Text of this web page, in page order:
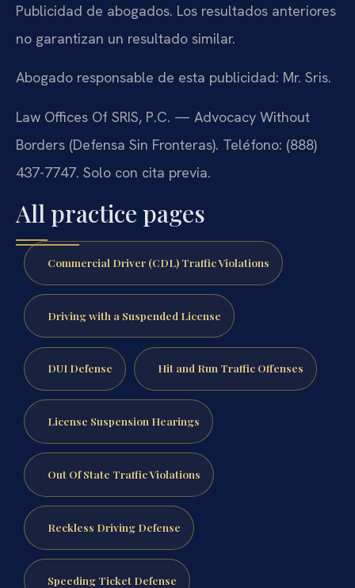
Publicidad de abogados. Los resultados anteriores
no garantizan un resultado similar.
Abogado responsable de esta publicidad: Mr. Sris.
Law Offices Of SRIS, P.C. — Advocacy Without
Borders (Defensa Sin Fronteras). Teléfono: (888)
437-7747. Solo con cita previa.
All practice pages
Commercial Driver (CDL) Traffic Violations
Driving with a Suspended License
DUI Defense Hit and Run Traffic Offenses
License Suspension Hearings
Out Of State Traffic Violations
Reckless Driving Defense
Speeding Ticket Defense